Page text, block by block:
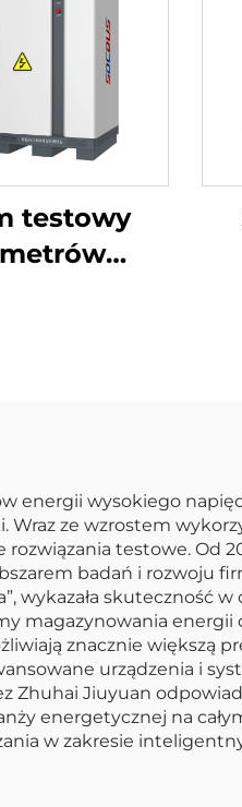
testowy
energii wysokiego
Wraz ze wzrostem
testowe. Od
badań i rozwoju
wykazała skuteczność
magazynowania
znacznie większą
urządzenia i
Zhuhai Jiuyuan
energetycznej na
w zakresie